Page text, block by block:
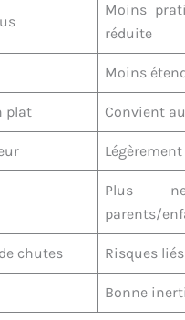
Moins
réduite
Moins
plat Convient
Plus
parents/
chutes Risques
Bonne